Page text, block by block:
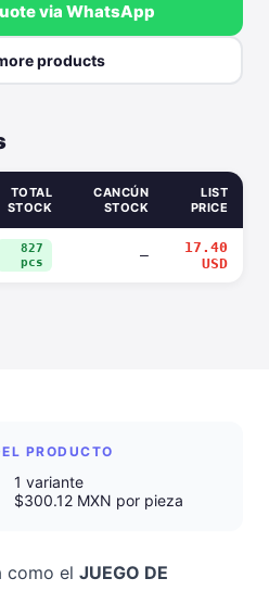
via WhatsApp
products
TOTAL
STOCK
CANCÚN
STOCK
LIST
PRICE
827
pcs
—
17.40
USD
PRODUCTO
1 variante
$300.12 MXN por pieza
como el JUEGO DE